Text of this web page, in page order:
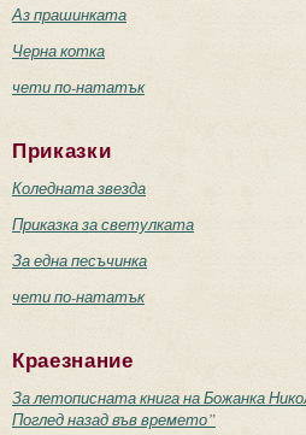
Аз прашинката
Черна котка
чети по-нататък
Приказки
Коледната звезда
Приказка за светулката
За една песъчинка
чети по-нататък
Краезнание
За летописната книга на Божанка
Поглед назад във времето”